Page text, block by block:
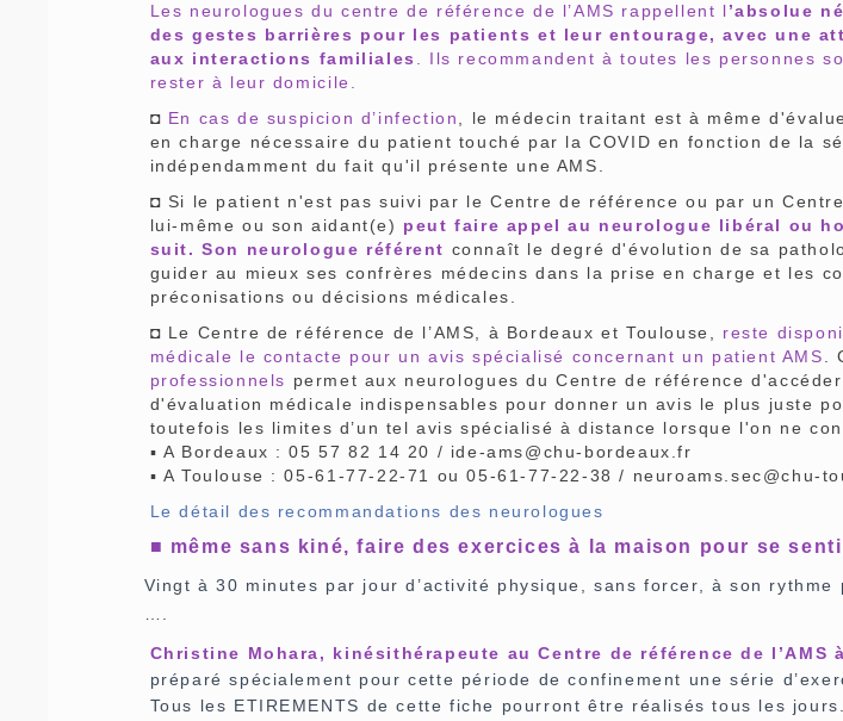
Les neurologues du centre de référence de l’AMS rappellent l’absolue
des gestes barrières pour les patients et leur entourage, avec une
aux interactions familiales . Ils recommandent à toutes les personnes
rester à leur domicile.
◘ En cas de suspicion d’infection, le médecin traitant est à même
en charge nécessaire du patient touché par la COVID en fonction de la
indépendamment du fait qu'il présente une AMS.
◘ Si le patient n'est pas suivi par le Centre de référence ou par un
lui-même ou son aidant(e) peut faire appel au neurologue libéral ou
suit. Son neurologue référent connaît le degré d'évolution de sa
guider au mieux ses confrères médecins dans la prise en charge et les
préconisations ou décisions médicales.
◘ Le Centre de référence de l’AMS, à Bordeaux et Toulouse, reste
médicale le contacte pour un avis spécialisé concernant un patient AMS.
professionnels permet aux neurologues du Centre de référence
d'évaluation médicale indispensables pour donner un avis le plus juste
toutefois les limites d’un tel avis spécialisé à distance lorsque l'on ne
▪ A Bordeaux : 05 57 82 14 20 / ide-ams@chu-bordeaux.fr
▪ A Toulouse : 05-61-77-22-71 ou 05-61-77-22-38 / neuroams.sec@chu-
Le détail des recommandations des neurologues
■ même sans kiné, faire des exercices à la maison pour se
Vingt à 30 minutes par jour d’activité physique, sans forcer, à son rythme
….
Christine Mohara, kinésithérapeute au Centre de référence de l’AMS
préparé spécialement pour cette période de confinement une série
Tous les ETIREMENTS de cette fiche pourront être réalisés tous les jours.